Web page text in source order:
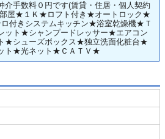
手数料０円です(賃貸・住居・個人契約
屋★１Ｋ★ロフト付き★オートロック★
付きシステムキッチン★浴室乾燥機★Ｔ
ット★シャンプードレッサー★エアコン
★シューズボックス★独立洗面化粧台★
ト★光ネット★ＣＡＴＶ★